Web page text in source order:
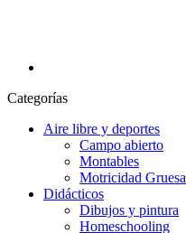
Categorías
Aire libre y deportes
Campo abierto
Montables
Motricidad Gruesa
Didácticos
Dibujos y pintura
Homeschooling